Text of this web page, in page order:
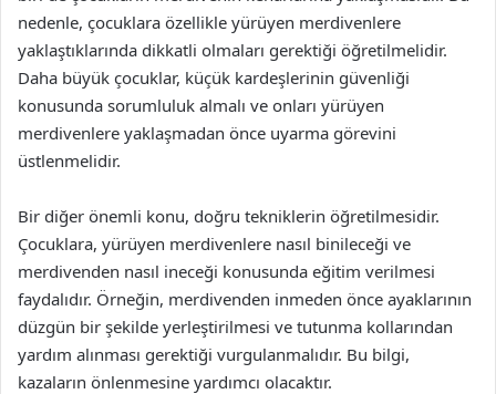
nedenle, çocuklara özellikle yürüyen merdivenlere
yaklaştıklarında dikkatli olmaları gerektiği öğretilmelidir.
Daha büyük çocuklar, küçük kardeşlerinin güvenliği
konusunda sorumluluk almalı ve onları yürüyen
merdivenlere yaklaşmadan önce uyarma görevini
üstlenmelidir.
Bir diğer önemli konu, doğru tekniklerin öğretilmesidir.
Çocuklara, yürüyen merdivenlere nasıl binileceği ve
merdivenden nasıl ineceği konusunda eğitim verilmesi
faydalıdır. Örneğin, merdivenden inmeden önce ayaklarının
düzgün bir şekilde yerleştirilmesi ve tutunma kollarından
yardım alınması gerektiği vurgulanmalıdır. Bu bilgi,
kazaların önlenmesine yardımcı olacaktır.